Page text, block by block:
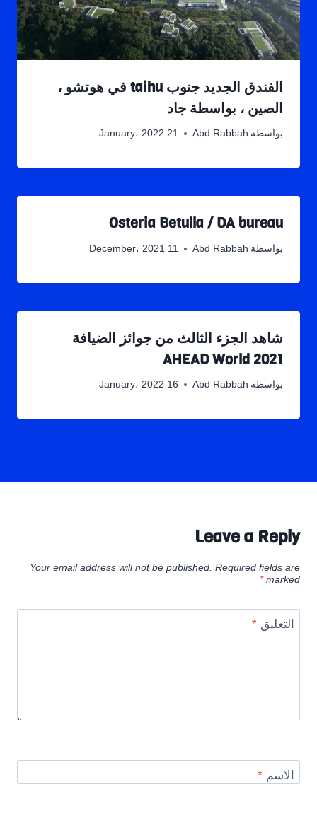
الفندق الجديد جنوب taihu في هوتشو ،
الصين ، بواسطة جاد
بواسطة Abd Rabbah 21 January، 2022
Osteria Betulla / DA bureau
بواسطة Abd Rabbah 11 December، 2021
شاهد الجزء الثالث من جوائز الضيافة
AHEAD World 2021
بواسطة Abd Rabbah 16 January، 2022
Leave a Reply
Your email address will not be published. Required fields are
marked
*
التعليق*
الاسم*